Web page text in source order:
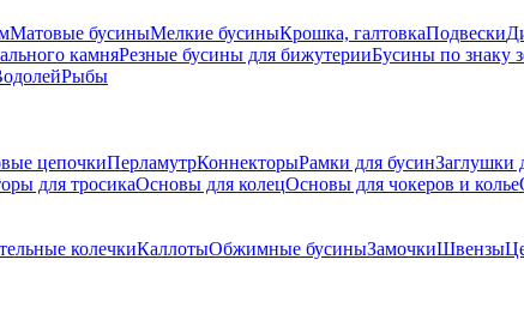
Матовые бусиныМелкие бусиныКрошка, галтовкаПодвески
камняРезные бусины для бижутерииБусины по знаку
Рыбы
цепочкиПерламутрКоннекторыРамки для бусинЗаглушки
для тросикаОсновы для колецОсновы для чокеров и колье
колечкиКаллотыОбжимные бусиныЗамочкиШвензы